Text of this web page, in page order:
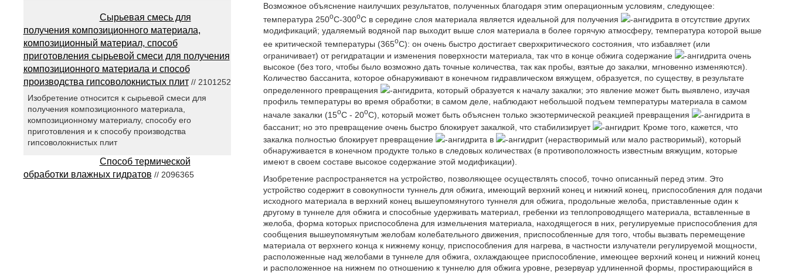
Возможное объяснение наилучших результатов, полученных благодаря этим операционным условиям, следующее:
температура 250oC-300oC в середине слоя материала является идеальной для получения
-ангидрита в отсутствие других
модификаций; удаляемый водяной пар выходит выше слоя материала в более горячую атмосферу, температура которой выше
ее критической температуры (365oC): он очень быстро достигает сверхкритического состояния, что избавляет (или
ограничивает) от регидратации и изменения поверхности материала, так что в конце обжига содержание
-ангидрита очень
высокое (без того, чтобы было возможно дать точные количества, так как пробы, взятые до закалки, мгновенно изменяются).
Количество бассанита, которое обнаруживают в конечном гидравлическом вяжущем, образуется, по существу, в результате
определенного превращения
-ангидрита, который образуется к началу закалки; это явление может быть выявлено, изучая
профиль температуры во время обработки; в самом деле, наблюдают небольшой подъем температуры материала в самом
начале закалки (15oС - 20oС), который может быть объяснен только экзотермической реакцией превращения
-ангидрита в
бассанит; но это превращение очень быстро блокирует закалкой, что стабилизирует
-ангидрит. Кроме того, кажется, что
закалка полностью блокирует превращение
-ангидрита в
-ангидрит (нерастворимый или мало растворимый), который
обнаруживается в конечном продукте только в следовых количествах (в противоположность известным вяжущим, которые
имеют в своем составе высокое содержание этой модификации).
Изобретение распространяется на устройство, позволяющее осуществлять способ, точно описанный перед этим. Это
устройство содержит в совокупности туннель для обжига, имеющий верхний конец и нижний конец, приспособления для подачи
исходного материала в верхний конец вышеупомянутого туннеля для обжига, продольные желоба, приставленные один к
другому в туннеле для обжига и способные удерживать материал, гребенки из теплопроводящего материала, вставленные в
желоба, форма которых приспособлена для измельчения материала, находящегося в них, регулируемые приспособления для
сообщения вышеупомянутым желобам колебательного движения, приспособленные для того, чтобы вызвать перемещение
материала от верхнего конца к нижнему концу, приспособления для нагрева, в частности излучатели регулируемой мощности,
расположенные над желобами в туннеле для обжига, охлаждающее приспособление, имеющее верхний конец и нижний конец
и расположенное на нижнем по отношению к туннелю для обжига уровне, резервуар удлиненной формы, простирающийся в
Сырьевая смесь для
получения композиционного материала,
композиционный материал, способ
приготовления сырьевой смеси для получения
композиционного материала и способ
производства гипсоволокнистых плит// 2101252
Изобретение относится к сырьевой смеси для
получения композиционного материала,
композиционному материалу, способу его
приготовления и к способу производства
гипсоволокнистых плит
Способ термической
обработки влажных гидратов // 2096365